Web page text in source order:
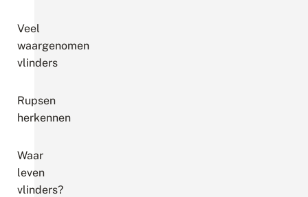
Veel
waargenomen
vlinders
Rupsen
herkennen
Waar
leven
vlinders?